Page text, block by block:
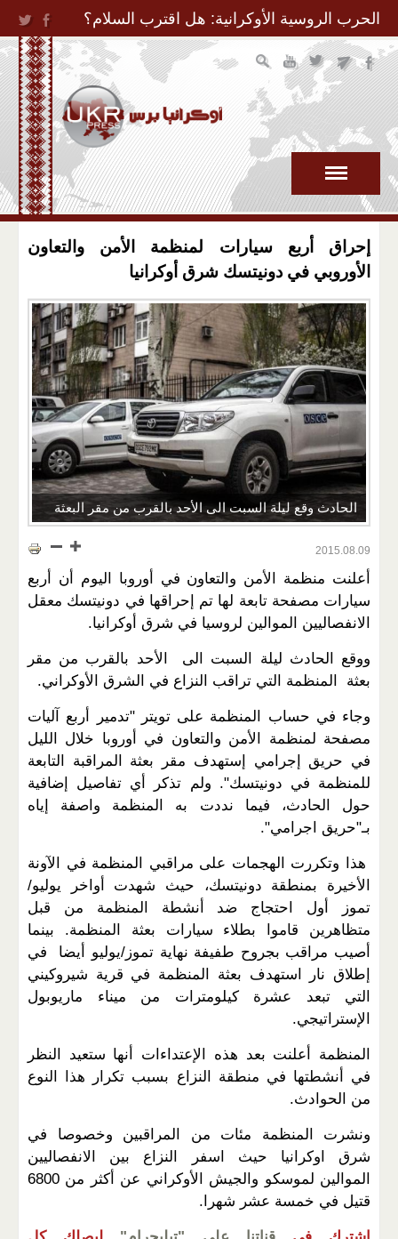
Jump to Navigation
الحرب الروسية الأوكرانية: هل اقترب السلام؟
إحراق أربع سيارات لمنظمة الأمن والتعاون
الأوروبي في دونيتسك شرق أوكرانيا
الحادث وقع ليلة السبت الى الأحد بالقرب من مقر البعثة
2015.08.09
أعلنت منظمة الأمن والتعاون في أوروبا اليوم أن أربع
سيارات مصفحة تابعة لها تم إحراقها في دونيتسك معقل
الانفصاليين الموالين لروسيا في شرق أوكرانيا.
ووقع الحادث ليلة السبت الى الأحد بالقرب من مقر
بعثة المنظمة التي تراقب النزاع في الشرق الأوكراني.
وجاء في حساب المنظمة على تويتر "تدمير أربع آليات
مصفحة لمنظمة الأمن والتعاون في أوروبا خلال الليل
في حريق إجرامي إستهدف مقر بعثة المراقبة التابعة
للمنظمة في دونيتسك". ولم تذكر أي تفاصيل إضافية
حول الحادث، فيما نددت به المنظمة واصفة إياه
بـ"حريق اجرامي".
هذا وتكررت الهجمات على مراقبي المنظمة في الآونة
الأخيرة بمنطقة دونيتسك، حيث شهدت أواخر يوليو/
تموز أول احتجاج ضد أنشطة المنظمة من قبل
متظاهرين قاموا بطلاء سيارات بعثة المنظمة. بينما
أصيب مراقب بجروح طفيفة نهاية تموز/يوليو أيضا في
إطلاق نار استهدف بعثة المنظمة في قرية شيروكيني
التي تبعد عشرة كيلومترات من ميناء ماريوبول
الإستراتيجي.
المنظمة أعلنت بعد هذه الإعتداءات أنها ستعيد النظر
في أنشطتها في منطقة النزاع بسبب تكرار هذا النوع
من الحوادث.
ونشرت المنظمة مئات من المراقبين وخصوصا في
شرق اوكرانيا حيث اسفر النزاع بين الانفصاليين
الموالين لموسكو والجيش الأوكراني عن أكثر من 6800
قتيل في خمسة عشر شهرا.